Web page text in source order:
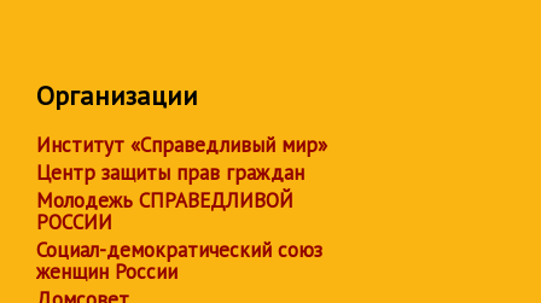
Организации
Институт «Справедливый мир»
Центр защиты прав граждан
Молодежь СПРАВЕДЛИВОЙ
РОССИИ
Социал-демократический союз
женщин России